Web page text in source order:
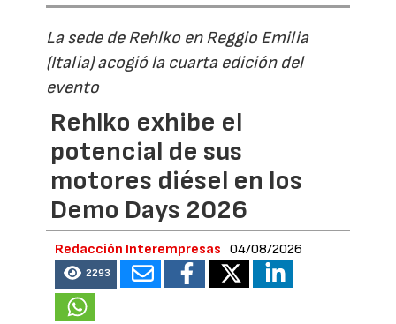
La sede de Rehlko en Reggio Emilia
(Italia) acogió la cuarta edición del
evento
Rehlko exhibe el
potencial de sus
motores diésel en los
Demo Days 2026
Redacción Interempresas 04/08/2026
2293